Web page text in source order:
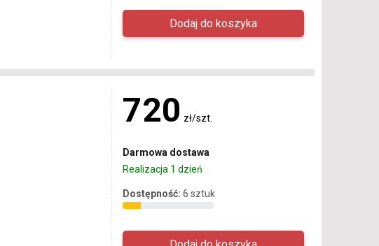
720 zł/szt.
Darmowa dostawa
Realizacja 1 dzień
Dostępność: 6 sztuk